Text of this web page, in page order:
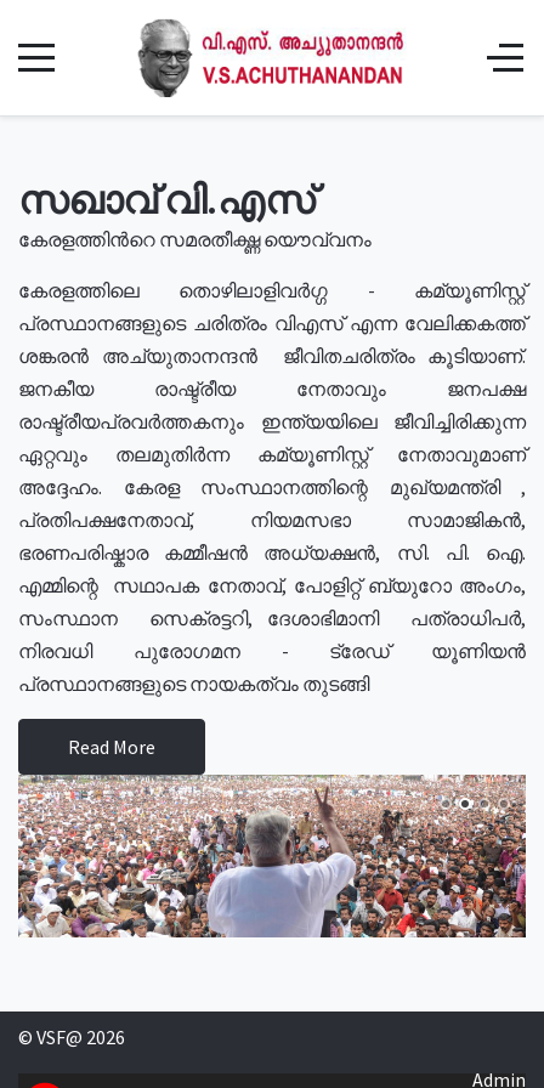
സഖാവ് വി.എസ്
കേരളത്തിൻറെ സമരതീക്ഷ്ണ യൌവ്വനം
കേരളത്തിലെ തൊഴിലാളിവർഗ്ഗ - കമ്യൂണിസ്റ്റ്
പ്രസ്ഥാനങ്ങളുടെ ചരിത്രം വിഎസ് എന്ന വേലിക്കകത്ത്
ശങ്കരൻ അച്യുതാനന്ദൻ ജീവിതചരിത്രം കൂടിയാണ്.
ജനകീയ രാഷ്ട്രീയ നേതാവും ജനപക്ഷ
രാഷ്ട്രീയപ്രവർത്തകനും ഇന്ത്യയിലെ ജീവിച്ചിരിക്കുന്ന
ഏറ്റവും തലമുതിർന്ന കമ്യൂണിസ്റ്റ് നേതാവുമാണ്
അദ്ദേഹം. കേരള സംസ്ഥാനത്തിന്റെ മുഖ്യമന്ത്രി ,
പ്രതിപക്ഷനേതാവ്, നിയമസഭാ സാമാജികൻ,
ഭരണപരിഷ്കാര കമ്മീഷൻ അധ്യക്ഷൻ, സി. പി. ഐ.
എമ്മിന്റെ സഥാപക നേതാവ്, പോളിറ്റ് ബ്യുറോ അംഗം,
സംസ്ഥാന സെക്രട്ടറി, ദേശാഭിമാനി പത്രാധിപർ,
നിരവധി പുരോഗമന - ട്രേഡ് യൂണിയൻ
പ്രസ്ഥാനങ്ങളുടെ നായകത്വം തുടങ്ങി
Read More
© VSF@ 2026
Admin